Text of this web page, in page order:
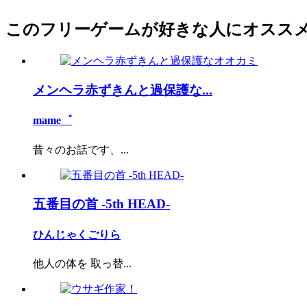
このフリーゲームが好きな人にオスス
メンヘラ赤ずきんと過保護な...
mame゜
昔々のお話です、...
五番目の首 -5th HEAD-
ひんじゃくごりら
他人の体を 取っ替...